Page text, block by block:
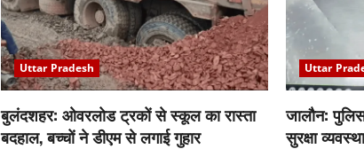
Uttar Pradesh
बुलंदशहर: ओवरलोड ट्रकों से स्कूल का रास्ता
बदहाल, बच्चों ने डीएम से लगाई गुहार
Uttar
जालौन:
सुरक्षा